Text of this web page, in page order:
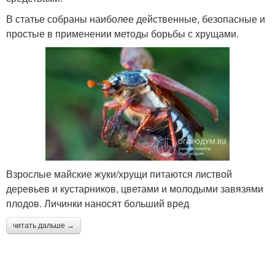
В статье собраны наиболее действенные, безопасные и
простые в применении методы борьбы с хрущами.
Взрослые майские жуки/хрущи питаются листвой
деревьев и кустарников, цветами и молодыми завязями
плодов. Личинки наносят больший вред
читать дальше →